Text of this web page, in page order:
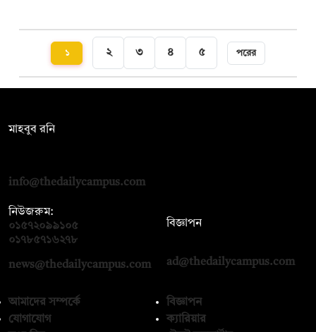
১ ২ ৩ ৪ ৫ পরের
মাহবুব রনি
info@thedailycampus.com
নিউজরুম:
০১৫৭২০৯৯১০৫
০১৭৮৫৭১৬২৭৮
news@thedailycampus.com
বিজ্ঞাপন
ad@thedailycampus.com
আমাদের সম্পর্কে
যোগাযোগ
বিজ্ঞাপন
ক্যারিয়ার